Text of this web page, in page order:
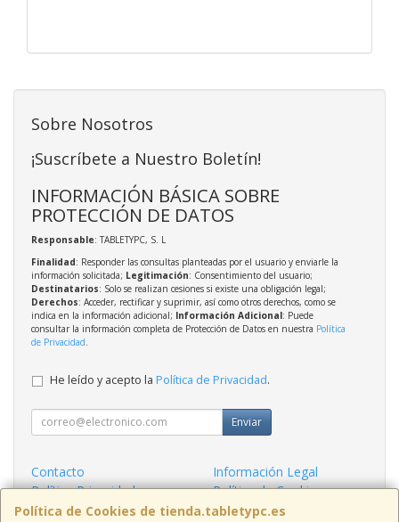
Política de Cookies de tienda.tabletypc.es
Sobre Nosotros
¡Suscríbete a Nuestro Boletín!
INFORMACIÓN BÁSICA SOBRE
PROTECCIÓN DE DATOS
Responsable: TABLETYPC, S. L
Finalidad: Responder las consultas planteadas por el usuario y enviarle la
información solicitada; Legitimación: Consentimiento del usuario;
Destinatarios: Solo se realizan cesiones si existe una obligación legal;
Derechos: Acceder, rectificar y suprimir, así como otros derechos, como se
indica en la información adicional; Información Adicional: Puede
consultar la información completa de Protección de Datos en nuestra Política
de Privacidad
He leído y acepto la Política de Privacidad.
Enviar
Contacto
Información Legal
Política Privacidad
Política de Cookies
Condiciones de Compra
Formas de Pago